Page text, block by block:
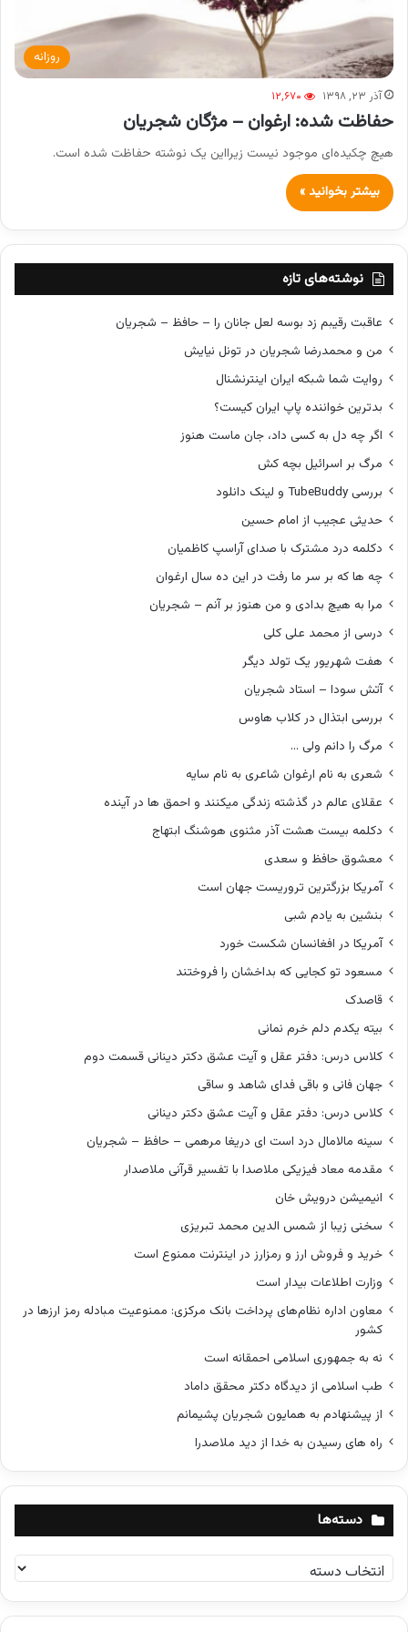
روزانه
آذر ۲۳, ۱۳۹۸ ۱۲,۶۷۰
حفاظت شده: ارغوان – مژگان شجریان
هیچ چکیده‌ای موجود نیست زیرا‌این یک نوشته حفاظت شده است.
بیشتر بخوانید »
نوشته‌های تازه
عاقبت رقیبم زد بوسه لعل جانان را – حافظ – شجریان
من و محمدرضا شجریان در تونل نیایش
روایت شما شبکه ایران اینترنشنال
بدترین خواننده پاپ ایران کیست؟
اگر چه دل به کسی داد، جان ماست هنوز
مرگ بر اسرائیل بچه کش
بررسی TubeBuddy و لینک دانلود
حدیثی عجیب از امام حسین
دکلمه درد مشترک با صدای آراسپ کاظمیان
چه ها که بر سر ما رفت در این ده سال ارغوان
مرا به هیچ بدادی و من هنوز بر آنم – شجریان
درسی از محمد علی کلی
هفت شهریور یک تولد دیگر
آتش سودا – استاد شجریان
بررسی ابتذال در کلاب هاوس
مرگ را دانم ولی …
شعری به نام ارغوان شاعری به نام سایه
عقلای عالم در گذشته زندگی میکنند و احمق ها در آینده
دکلمه بیست هشت آذر مثنوی هوشنگ ابتهاج
معشوق حافظ و سعدی
آمریکا بزرگترین تروریست جهان است
بنشین به یادم شبی
آمریکا در افغانسان شکست خورد
مسعود تو کجایی که بداخشان را فروختند
قاصدک
بیته یکدم دلم خرم نمانی
کلاس درس: دفتر عقل و آیت عشق دکتر دینانی قسمت دوم
جهان فانی و باقی فدای شاهد و ساقی
کلاس درس: دفتر عقل و آیت عشق دکتر دینانی
سینه مالامال درد است ای دریغا مرهمی – حافظ – شجریان
مقدمه معاد فیزیکی ملاصدا با تفسیر قرآنی ملاصدار
انیمیشن درویش خان
سخنی زیبا از شمس الدین محمد تبریزی
خرید و فروش ارز و رمزارز در اینترنت ممنوع است
وزارت اطلاعات بیدار است
معاون اداره نظام‌های پرداخت بانک مرکزی: ممنوعیت مبادله رمز ارزها در
کشور
نه به جمهوری اسلامی احمقانه است
طب اسلامی از دیدگاه دکتر محقق داماد
از پیشنهادم به همایون شجریان پشیمانم
راه های رسیدن به خدا از دید ملاصدرا
دسته‌ها
د
س
ت
ه‌